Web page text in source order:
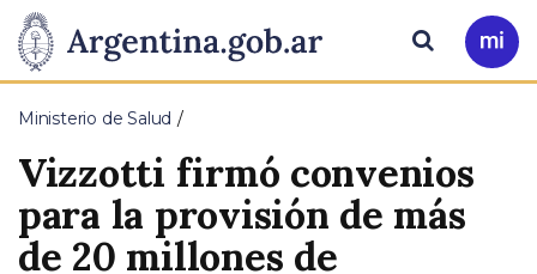
Presidencia
de
la
Nación
Pasar al contenido principal
Ir
a
Buscar
Ministerio de Salud
Vizzotti firmó convenios
para la provisión de más
de 20 millones de